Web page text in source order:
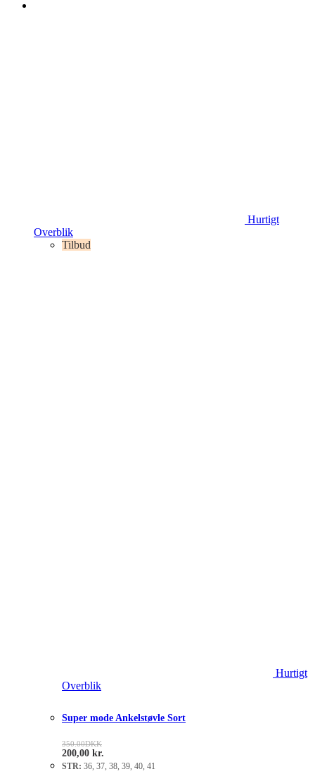
Hurtigt
Overblik
Tilbud
Hurtigt
Overblik
Super mode Ankelstøvle Sort
350.00DKK
200,00 kr.
STR: 36, 37, 38, 39, 40, 41